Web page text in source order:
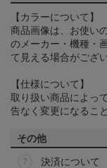
【カラーについて】
商品画像は、お使い
のメーカー・機種・
て見える場合がござ
【仕様について】
取り扱い商品によっ
告なく変更になるこ
その他
決済について